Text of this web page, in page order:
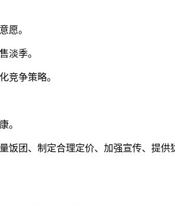
愿。
淡季。
竞争策略。
。
团、制定合理定价、加强宣传、提